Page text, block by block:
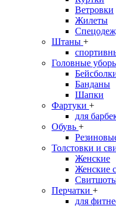
Ветровки
Жилеты
Штаны +
Головные
Банданы
Шапки
Фартуки +
для
Обувь +
Толстовки и
Женские
Женские
Перчатки +
для